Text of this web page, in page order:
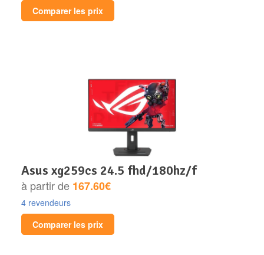
Comparer les prix
asus xg259cs 24.5 fhd/180hz/f
à partir de 167.60€
4 revendeurs
Comparer les prix